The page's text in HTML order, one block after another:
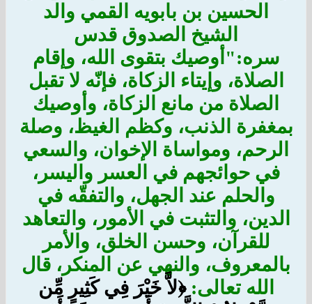
الحسين بن بابويه القمي والد
الشيخ الصدوق قدس
سره:"أوصيك بتقوى الله، وإقام
الصلاة، وإيتاء الزكاة، فإنّه لا تقبل
الصلاة من مانع الزكاة، وأوصيك
بمغفرة الذنب، وكظم الغيظ، وصلة
الرحم، ومواساة الإخوان، والسعي
في حوائجهم في العسر واليسر،
والحلم عند الجهل، والتفقّه في
الدين، والتثبت في الأمور، والتعاهد
للقرآن، وحسن الخلق، والأمر
بالمعروف، والنهي عن المنكر، قال
الله تعالى:﴿لاَّ خَيْرَ فِي كَثِيرٍ مِّن